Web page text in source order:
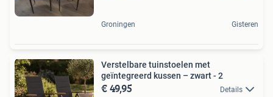
Groningen Gisteren
Verstelbare tuinstoelen met
geïntegreerd kussen – zwart - 2
€ 49,95 Details